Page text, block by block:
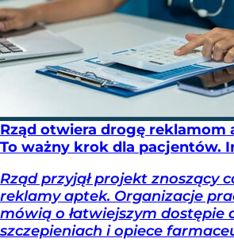
Rząd otwiera drogę reklamom
To ważny krok dla pacjentów.
Rząd przyjął projekt znoszący
reklamy aptek. Organizacje
mówią o łatwiejszym dostępie
szczepieniach i opiece